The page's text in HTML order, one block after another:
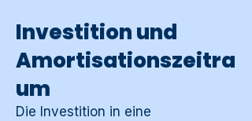
Investition und
Amortisationszeitra
um
Die Investition in eine